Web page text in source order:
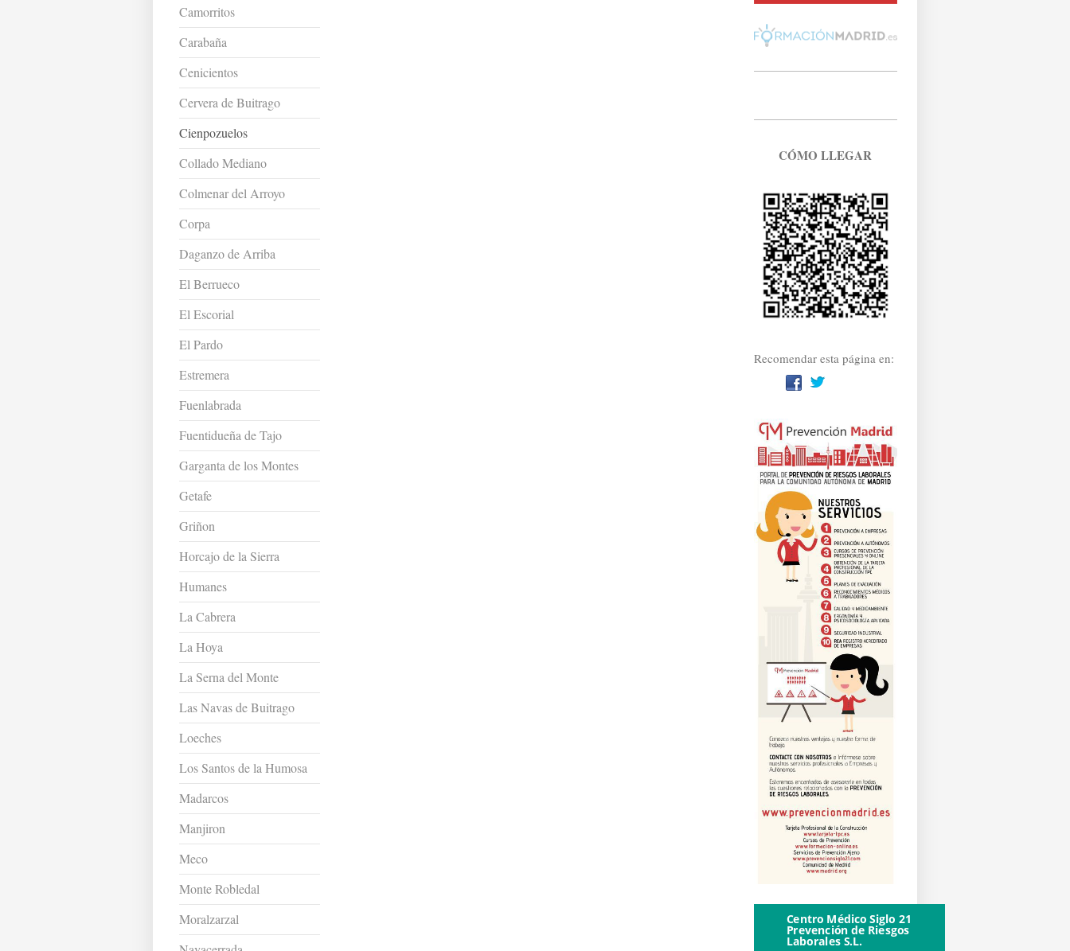
Camorritos
Carabaña
Cenicientos
Cervera de Buitrago
Cienpozuelos
Collado Mediano
Colmenar del Arroyo
Corpa
Daganzo de Arriba
El Berrueco
El Escorial
El Pardo
Estremera
Fuenlabrada
Fuentidueña de Tajo
Garganta de los Montes
Getafe
Griñon
Horcajo de la Sierra
Humanes
La Cabrera
La Hoya
La Serna del Monte
Las Navas de Buitrago
Loeches
Los Santos de la Humosa
Madarcos
Manjiron
Meco
Monte Robledal
Moralzarzal
CÓMO LLEGAR
Recomendar esta página en: